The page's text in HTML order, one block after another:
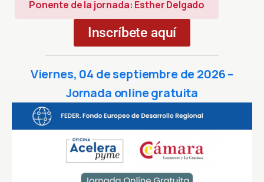
Ponente de la jornada: Esther Delgado
Inscríbete aquí
Viernes, 04 de septiembre de 2026 –
Jornada online gratuita